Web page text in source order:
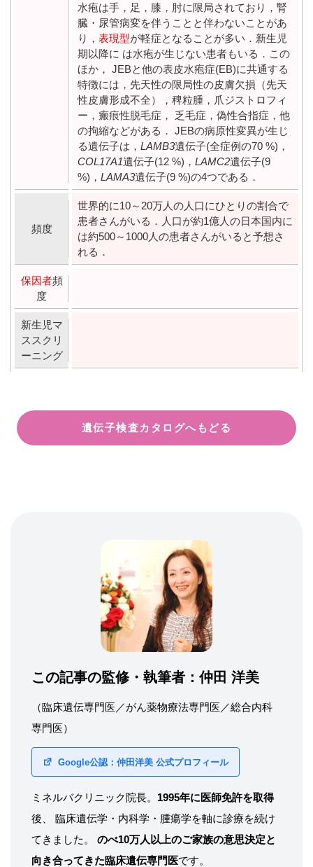
水疱は手，足，膝，肘に限局されており，腎
臓・尿管病変を伴うことと伴わないことがあ
り， 表現型が軽症となることが多い．新生児
期以降に は水疱が生じない患者もいる．この
ほか， JEBと他の表皮水疱症(EB)に共通する
特徴には，先天性の限局性の皮膚欠損（先天
性皮膚形成不全），稗粒腫，爪ジストロフィ
ー，瘢痕性脱毛症， 乏毛症，偽性合指症，他
の拘縮などがある． JEBの病原性変異が生じ
る遺伝子は， LAMB3遺伝子(全症例の70 %)，
COL17A1遺伝子(12 %)， LAMC2遺伝子(9
%)， LAMA3遺伝子(9 %)の4つである．
頻度
世界的に10～20万人の人口にひとりの割合で
患者さんがいる．人口が約1億人の日本国内に
は約500～1000人の患者さんがいると予想さ
れる．
保因者頻
度
新生児マ
ススクリ
ーニング
遺伝子検査カタログへもどる
この記事の監修・執筆者：仲田 洋美
（臨床遺伝専門医／がん薬物療法専門医／総合内科
専門医）
Google公認：仲田洋美 公式プロフィール
ミネルバクリニック院長。 1995年に医師免許を取得
後、 臨床遺伝学・内科学・腫瘍学を軸に診療を続け
てきました。 のべ10万人以上のご家族の意思決定と
向き合ってきた臨床遺伝専門医です。